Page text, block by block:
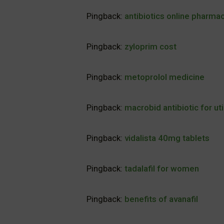
Pingback: antibiotics online
Pingback: zyloprim cost
Pingback: metoprolol medicine
Pingback: macrobid antibiotic for uti
Pingback: vidalista 40mg tablets
Pingback: tadalafil for women
Pingback: benefits of avanafil